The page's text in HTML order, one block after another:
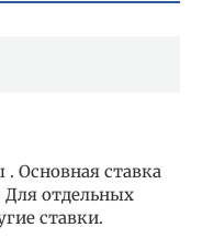
Основная ставка
Для отдельных
ставки.